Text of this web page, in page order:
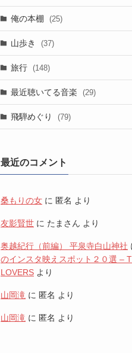
俺の本棚 (25)
山歩き (37)
旅行 (148)
最近聴いてる音楽 (29)
飛騨めぐり (79)
最近のコメント
桑もりの女 に 匿名 より
友影賢世 に たまさん より
奥越紀行（前編） 平泉寺白山神社
のインスタ映えスポット２０選 –
LOVERS より
山岡滝 に 匿名 より
山岡滝 に 匿名 より